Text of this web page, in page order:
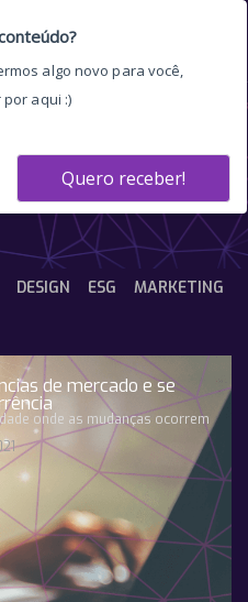
b2b
DESIGN ESG MARKETING
de mercado e se
onde as mudanças ocorrem